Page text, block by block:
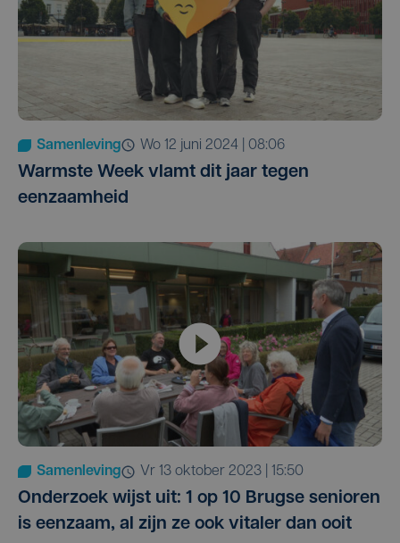
Samenleving wo 12 juni 2024 | 08:06
Warmste Week vlamt dit jaar tegen
eenzaamheid
Samenleving vr 13 oktober 2023 | 15:50
Onderzoek wijst uit: 1 op 10 Brugse senioren
is eenzaam, al zijn ze ook vitaler dan ooit